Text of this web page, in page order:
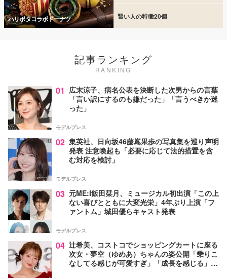
ハリポタコラボドーナツ 賢い人の特徴20個
記事ランキング
RANKING
01 広末涼子、病名公表を決断した次男からの言葉
「言い訳にするのも嫌だった」「言うべきか迷
った」
モデルプレス
02 集英社、日向坂46藤嶌果歩の写真集を巡り声明
発表 注意喚起も「必要に応じて法的措置を含
む対応を検討」
モデルプレス
03 元ME:I飯田栞月、ミュージカル初出演「この上
ない喜びとともに大変光栄」4年ぶり上演「フ
ァントム」城田優らキャスト発表
モデルプレス
04 辻希美、コストコでショッピングカートに座る
次女・夢空（ゆめあ）ちゃんの姿公開「乗りこ
なしてる感じが可愛すぎ」「成長を感じる」の